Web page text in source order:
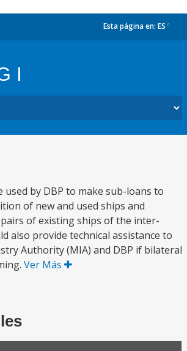
Esta página en: ES
I
used by DBP to make sub-loans to
of new and used ships and
of existing ships of the inter-
also provide technical assistance to
Authority (MIA) and DBP if bilateral
Ver Más